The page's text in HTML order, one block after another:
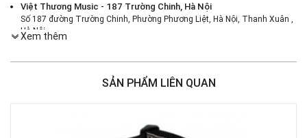
Việt Thương Music - 187 Trường Chinh, Hà Nội
Số 187 đường Trường Chinh, Phường Phương Liệt, Hà Nội, Thanh Xuân ,
Hà Nội
386 Cách Mạng Tháng Tám, Phường Nhiêu Lộc, TPHCM, Quận 3, Hồ Chí
Việt Thương Music - 369 Điện Biên Phủ
180B Võ Thị Sáu, Phường Xuân Hòa, TPHCM, Quận 3, Hồ Chí Minh
Xem thêm
SẢN PHẨM LIÊN QUAN